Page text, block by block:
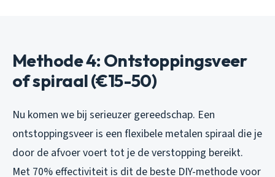
Methode 4: Ontstoppingsveer
of spiraal (€15-50)
Nu komen we bij serieuzer gereedschap. Een
ontstoppingsveer is een flexibele metalen spiraal die je
door de afvoer voert tot je de verstopping bereikt.
Met 70% effectiviteit is dit de beste DIY-methode voor